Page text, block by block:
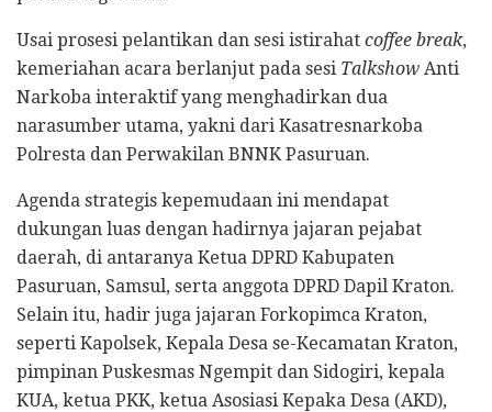
Usai prosesi pelantikan dan sesi istirahat coffee break,
kemeriahan acara berlanjut pada sesi Talkshow Anti
Narkoba interaktif yang menghadirkan dua
narasumber utama, yakni dari Kasatresnarkoba
Polresta dan Perwakilan BNNK Pasuruan.
Agenda strategis kepemudaan ini mendapat
dukungan luas dengan hadirnya jajaran pejabat
daerah, di antaranya Ketua DPRD Kabupaten
Pasuruan, Samsul, serta anggota DPRD Dapil Kraton.
Selain itu, hadir juga jajaran Forkopimca Kraton,
seperti Kapolsek, Kepala Desa se-Kecamatan Kraton,
pimpinan Puskesmas Ngempit dan Sidogiri, kepala
KUA, ketua PKK, ketua Asosiasi Kepaka Desa (AKD),